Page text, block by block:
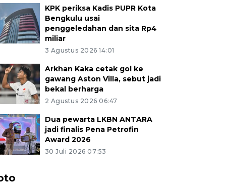
KPK periksa Kadis PUPR Kota
Bengkulu usai
penggeledahan dan sita Rp4
miliar
3 Agustus 2026 14:01
Arkhan Kaka cetak gol ke
gawang Aston Villa, sebut jadi
bekal berharga
2 Agustus 2026 06:47
Dua pewarta LKBN ANTARA
jadi finalis Pena Petrofin
Award 2026
30 Juli 2026 07:53